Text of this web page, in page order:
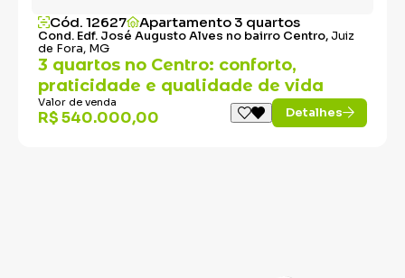
Cód. 12627 Apartamento 3 quartos
Cond. Edf. José Augusto Alves no bairro Centro,Juiz
de Fora, MG
3 quartos no Centro: conforto,
praticidade e qualidade de vida
Valor de venda
R$ 540.000,00 Detalhes